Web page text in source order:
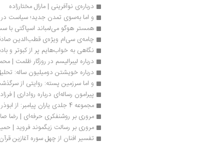
درباره‌ی نوآفرینی | مارال مختارزاده
و اما به‌سوی تمدن جدید؛ سیاست
همستر هوگو می‌لمباند اسپاگتی با
چامه‌ی سی‌ام ویژه‌ی قطب‌الدین
نگاهی به خواب‌هایم پر از کبوتر و
درباره لیبرالیسم در روزگار ظلمت |
درباره خویشتن دومیلیون ساله:
و اما سرزمین پسته: روایتی از
پیرامون رساله‌ای درباره رواداری |
مجموعه 4 جلدی یاران پیامبر: از ابوذر تا بلال
مروری بر روشنفکری حرفه‌ای | رضا
مروری بر رسالت زیگموند فروید |
تفسیر افنان از چهل سوره آغازین